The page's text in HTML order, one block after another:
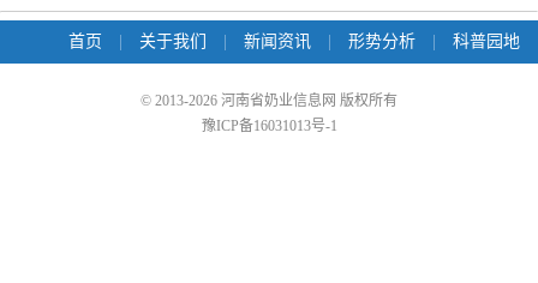
首页 关于我们 新闻资讯 形势分析 科普园地
© 2013-2026 河南省奶业信息网 版权所有
豫ICP备16031013号-1